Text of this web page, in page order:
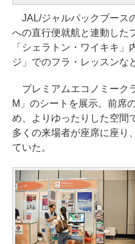
JAL/ジャルパックブース
への直行便就航と連動した
「シェラトン・ワイキキ
ジ」でのフラ・レッスンな
プレミアムエコノミーク
M」のシートを展示。前席
め、よりゆったりした空間
多くの来場者が座席に座り
ていた。